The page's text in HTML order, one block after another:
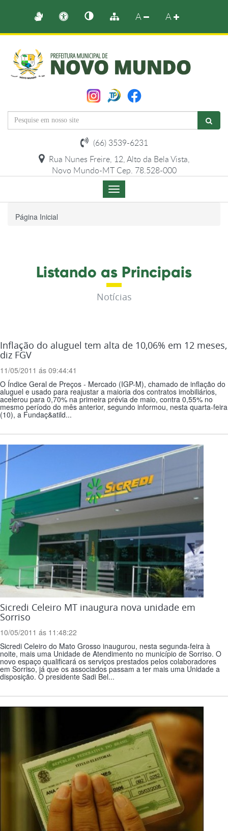
A A
(66) 3539-6231
Rua Nunes Freire, 12, Alto da Bela Vista,
Novo Mundo-MT Cep. 78.528-000
Menu
de
Página Inicial
Listando as Principais
Notícias
Inflação do aluguel tem alta de 10,06% em 12 meses,
diz FGV
11/05/2011 ás 09:44:41
O Índice Geral de Preços - Mercado (IGP-M), chamado de inflação do
aluguel e usado para reajustar a maioria dos contratos imobiliários,
acelerou para 0,70% na primeira prévia de maio, contra 0,55% no
mesmo período do mês anterior, segundo informou, nesta quarta-feira
(10), a Fundaç&atild...
Sicredi Celeiro MT inaugura nova unidade em
Sorriso
10/05/2011 ás 11:48:22
Sicredi Celeiro do Mato Grosso inaugurou, nesta segunda-feira à
noite, mais uma Unidade de Atendimento no município de Sorriso. O
novo espaço qualificará os serviços prestados pelos colaboradores
em Sorriso, já que os associados passam a ter mais uma Unidade a
disposição. O presidente Sadi Bel...